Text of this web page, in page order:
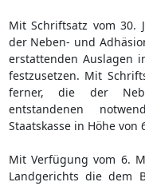
Mit Schriftsatz vom 30.
der Neben- und
erstattenden Auslagen
festzusetzen. Mit
ferner, die der
entstandenen
Staatskasse in Höhe von
Mit Verfügung vom 6.
Landgerichts die dem